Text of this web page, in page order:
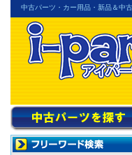
中古パーツ・カー用品・新品＆中